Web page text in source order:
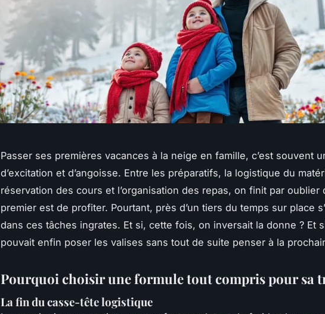
Passer ses premières vacances à la neige en famille, c’est souvent
d’excitation et d’angoisse. Entre les préparatifs, la logistique du
réservation des cours et l’organisation des repas, on finit par oublier
premier est de profiter. Pourtant, près d’un tiers du temps sur place
dans ces tâches ingrates. Et si, cette fois, on inversait la donne ? Et
pouvait enfin poser les valises sans tout de suite penser à la
Pourquoi choisir une formule tout compris pour sa
La fin du casse-tête logistique